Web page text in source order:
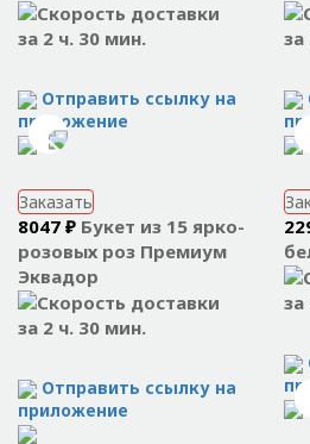
за 2 ч. 30 мин.
Отправить ссылку на
приложение
за
Заказать
8047 ₽ Букет из 15 ярко-
розовых роз Премиум
Эквадор
за 2 ч. 30 мин.
Отправить ссылку на
приложение
за